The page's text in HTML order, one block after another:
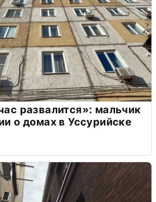
развалится»: мальчик
о домах в Уссурийске